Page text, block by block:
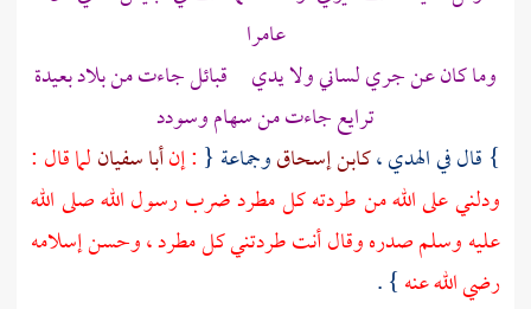
عامرا
وما كان عن جري لساني ولا يدي قبائل جاءت من بلاد بعيدة
ترايع جاءت من سهام وسودد
} قال في الهدي ،كابن إسحاقوجماعة { : إنأبا سفيانلما قال :
ودلني على الله من طردته كل مطرد ضرب رسول الله صلى الله
عليه وسلم صدره وقال أنت طردتني كل مطرد ، وحسن إسلامه
رضي الله عنه} .